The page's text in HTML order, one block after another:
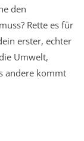
den
Rette es für
erster, echter
Umwelt,
andere kommt